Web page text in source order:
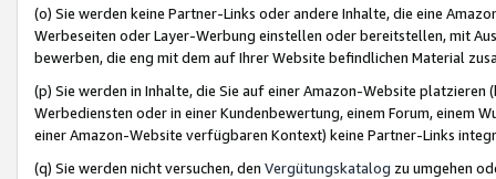
(o) Sie werden keine Partner-Links oder andere Inhalte, die eine
Werbeseiten oder Layer-Werbung einstellen oder bereitstellen, mit
bewerben, die eng mit dem auf Ihrer Website befindlichen Material
(p) Sie werden in Inhalte, die Sie auf einer Amazon-Website
Werbediensten oder in einer Kundenbewertung, einem Forum, einem
einer Amazon-Website verfügbaren Kontext) keine Partner-Links
(q) Sie werden nicht versuchen, den Vergütungskatalog zu umgehen